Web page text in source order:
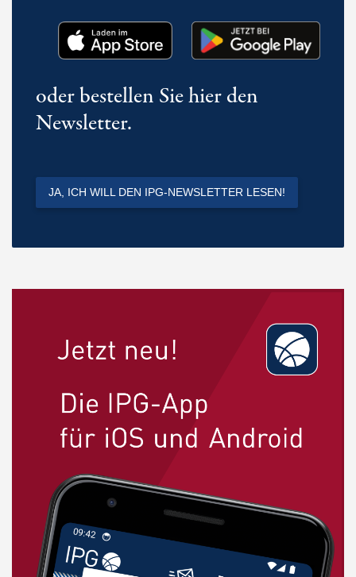
oder bestellen Sie hier den
Newsletter.
JA, ICH WILL DEN IPG-NEWSLETTER LESEN!